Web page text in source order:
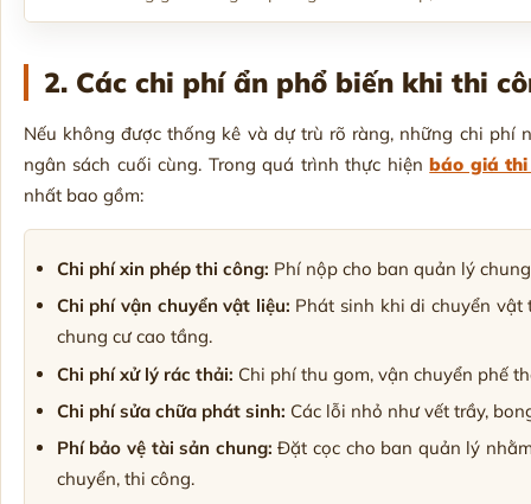
2. Các chi phí ẩn phổ biến khi thi
Nếu không được thống kê và dự trù rõ ràng, những chi
ngân sách cuối cùng. Trong quá trình thực hiệnbáo giá thi
nhất bao gồm:
Chi phí xin phép thi công: Phí nộp cho ban quản lý
Chi phí vận chuyển vật liệu: Phát sinh khi di chuyển
chung cư cao tầng.
Chi phí xử lý rác thải: Chi phí thu gom, vận chuyển phế
Chi phí sửa chữa phát sinh: Các lỗi nhỏ như vết trầy,
Phí bảo vệ tài sản chung: Đặt cọc cho ban quản lý
chuyển, thi công.